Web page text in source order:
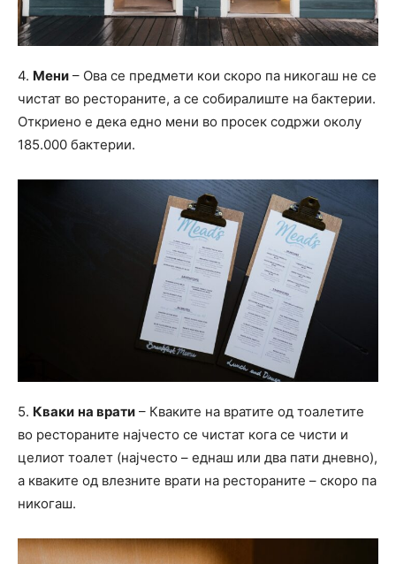
4. Мени – Ова се предмети кои скоро па никогаш не се
чистат во рестораните, а се собиралиште на бактерии.
Откриено е дека едно мени во просек содржи околу
185.000 бактерии.
5. Кваки на врати – Кваките на вратите од тоалетите
во рестораните најчесто се чистат кога се чисти и
целиот тоалет (најчесто – еднаш или два пати дневно),
а кваките од влезните врати на рестораните – скоро па
никогаш.